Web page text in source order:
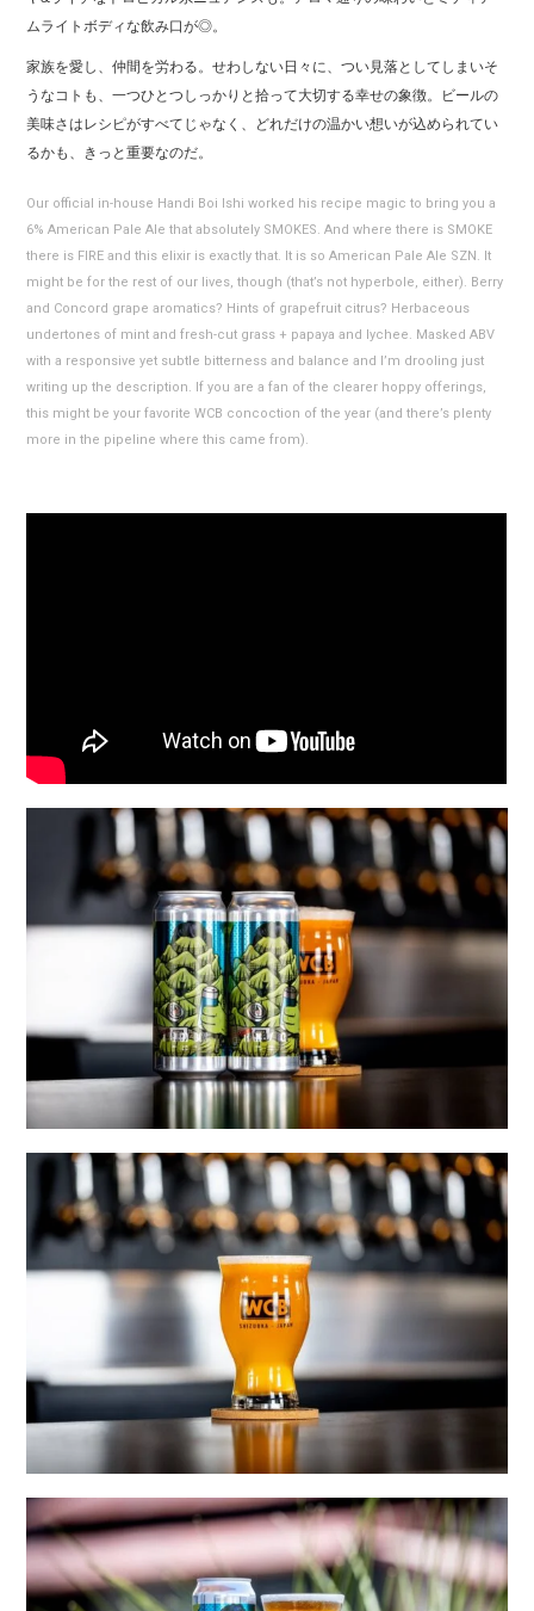
ムライトボディな飲み口が◎。
家族を愛し、仲間を労わる。せわしない日々に、つい見落としてしまいそ
うなコトも、一つひとつしっかりと拾って大切する幸せの象徴。ビールの
美味さはレシピがすべてじゃなく、どれだけの温かい想いが込められてい
るかも、きっと重要なのだ。
Our official in-house Handi Boi Ishi worked his recipe magic to bring you a
6% American Pale Ale that absolutely SMOKES. And where there is SMOKE
there is FIRE and this elixir is exactly that. It is so American Pale Ale SZN. It
might be for the rest of our lives, though (that’s not hyperbole, either). Berry
and Concord grape aromatics? Hints of grapefruit citrus? Herbaceous
undertones of mint and fresh-cut grass + papaya and lychee. Masked ABV
with a responsive yet subtle bitterness and balance and I’m drooling just
writing up the description. If you are a fan of the clearer hoppy offerings,
this might be your favorite WCB concoction of the year (and there’s plenty
more in the pipeline where this came from).